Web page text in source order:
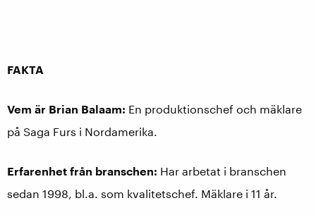
FAKTA
Vem är Brian Balaam: En produktionschef och mäklare
på Saga Furs i Nordamerika.
Erfarenhet från branschen: Har arbetat i branschen
sedan 1998, bl.a. som kvalitetschef. Mäklare i 11 år.